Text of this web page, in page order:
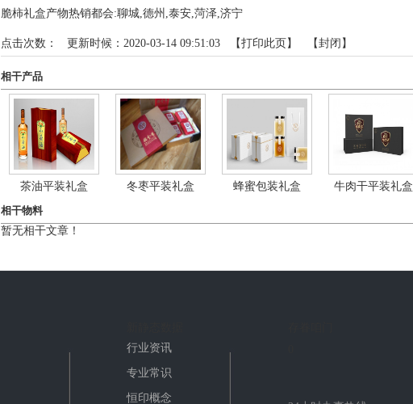
脆柿礼盒产物热销都会:聊城,德州,泰安,菏泽,济宁
点击次数： 更新时候：2020-03-14 09:51:03 【打印此页 】 【封闭 】
相干产品
茶油平装礼盒 冬枣平装礼盒 蜂蜜包装礼盒 牛肉干平装礼盒
相干物料
暂无相干文章！
行业资讯
专业常识
恒印概念